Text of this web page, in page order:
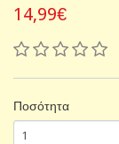
14,99€
Ποσότητα